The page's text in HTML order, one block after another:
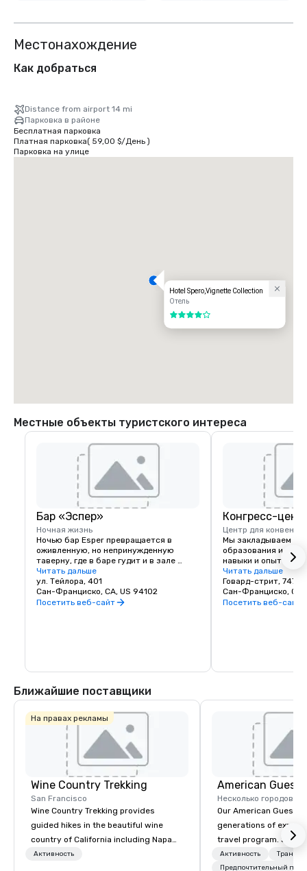
Местонахождение
Как добраться
Distance from airport 14 mi
Парковка в районе
Бесплатная парковка
Платная парковка( 59,00 $/День)
Парковка на улице
Hotel Spero,Vignette Collection
Отель
4 из 5
Местные объекты туристского интереса
Бар «Эспер»
Ночная жизнь
Ночью бар Esper превращается в
оживленную, но непринужденную
таверну, где в баре гудит и в зале
царит спокойный ритм. В меню
преобладают коктейли, а также блюда,
приготовленные под влиянием мировых
традиций, а также винная карта,
подольше.
Читать дальше
ул. Тейлора, 401
Сан-Франциско, CA, US 94102
Посетить веб-сайт
Конгресс-
Центр для
Мы закладываем
образования и
навыки и опыт
Франциско для
наших партнеров.
мероприятий,
выставляли на
результаты для
Читать дальше
Говард-стрит, 747
Сан-Франциско, CA,
Посетить веб-сайт
Ближайшие поставщики
На правах рекламы
Wine Country Trekking
San Francisco
Wine Country Trekking provides
guided hikes in the beautiful wine
country of California including Napa
and Sonoma Valleys. These
Активность
American Guest
Несколько городов
Our American Guest
generations of
travel program. Since
mission has been to
imagination of your
Активность
Предпочтительный